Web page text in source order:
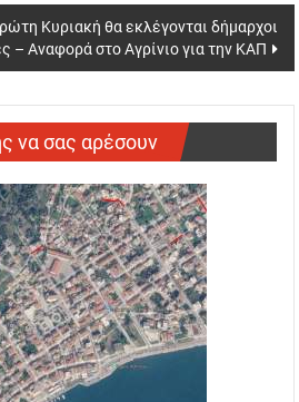
Κυριακή θα εκλέγονται δήμαρχοι
– Αναφορά στο Αγρίνιο για την ΚΑΠ
να σας αρέσουν